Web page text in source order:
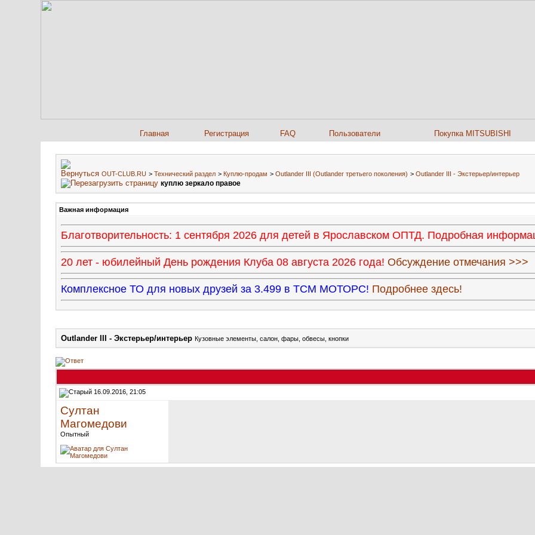
Главная Регистрация FAQ Пользователи Покупка MITSUBISHI
OUT-CLUB.RU > Технический раздел > Куплю-продам > Outlander III (Outlander третьего поколения) > Outlander III - Экстерьер/интерьер
куплю зеркало правое
Важная информация
Благотворительность: 1 сентября 2026 для детей в Ярославском ОПТД. Подробная
20 лет - юбилейный День рождения Клуба 08 августа 2026 года! Обсуждение отмечания >>>
Комплексное ТО для новых друзей за 3.499 в ТСМ МОТОРС! Подробнее здесь!
Outlander III - Экстерьер/интерьер Кузовные элементы, салон, фары, обвесы, кнопки
16.09.2016, 21:05
Султан
Магомедови
Опытный